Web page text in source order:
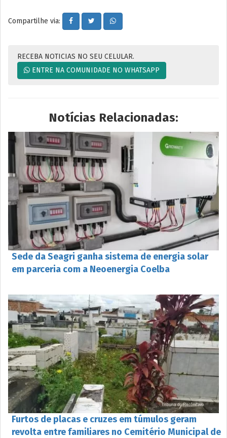
Compartilhe via:
RECEBA NOTICIAS NO SEU CELULAR.
ENTRE NA COMUNIDADE NO WHATSAPP
Notícias Relacionadas:
Sede da Seagri ganha sistema de energia solar
em parceria com a Neoenergia Coelba
Furtos de placas e cruzes em túmulos geram
revolta entre familiares no Cemitério Municipal de